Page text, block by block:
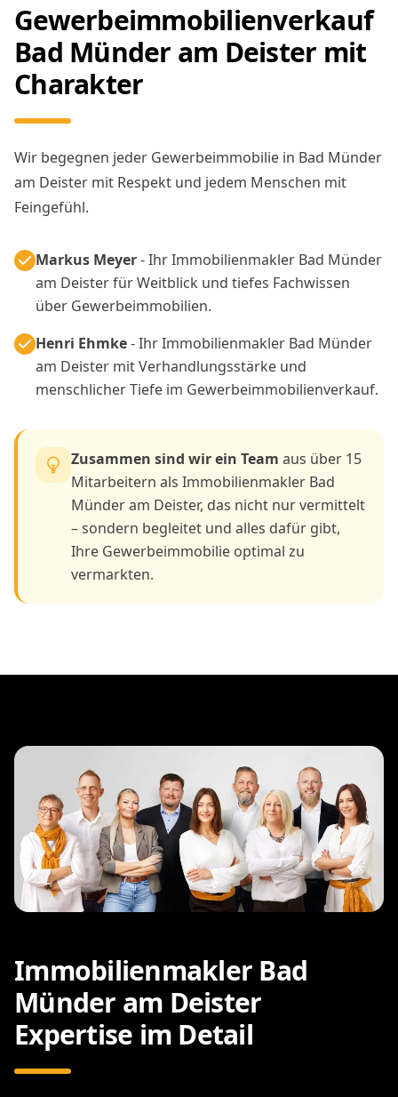
Gewerbeimmobilienverkauf
Bad Münder am Deister mit
Charakter
Wir begegnen jeder Gewerbeimmobilie in Bad Münder
am Deister mit Respekt und jedem Menschen mit
Feingefühl.
Markus Meyer- Ihr Immobilienmakler Bad Münder
am Deister für Weitblick und tiefes Fachwissen
über Gewerbeimmobilien.
Henri Ehmke- Ihr Immobilienmakler Bad Münder
am Deister mit Verhandlungsstärke und
menschlicher Tiefe im Gewerbeimmobilienverkauf.
Zusammen sind wir ein Team aus über 15
Mitarbeitern als Immobilienmakler Bad
Münder am Deister, das nicht nur vermittelt
– sondern begleitet und alles dafür gibt,
Ihre Gewerbeimmobilie optimal zu
vermarkten.
Immobilienmakler Bad
Münder am Deister
Expertise im Detail